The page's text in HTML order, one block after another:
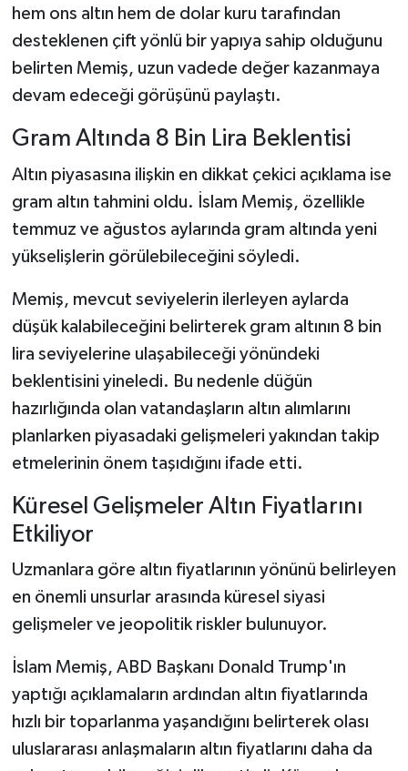
hem ons altın hem de dolar kuru tarafından
desteklenen çift yönlü bir yapıya sahip olduğunu
belirten Memiş, uzun vadede değer kazanmaya
devam edeceği görüşünü paylaştı.
Gram Altında 8 Bin Lira Beklentisi
Altın piyasasına ilişkin en dikkat çekici açıklama ise
gram altın tahmini oldu. İslam Memiş, özellikle
temmuz ve ağustos aylarında gram altında yeni
yükselişlerin görülebileceğini söyledi.
Memiş, mevcut seviyelerin ilerleyen aylarda
düşük kalabileceğini belirterek gram altının 8 bin
lira seviyelerine ulaşabileceği yönündeki
beklentisini yineledi. Bu nedenle düğün
hazırlığında olan vatandaşların altın alımlarını
planlarken piyasadaki gelişmeleri yakından takip
etmelerinin önem taşıdığını ifade etti.
Küresel Gelişmeler Altın Fiyatlarını
Etkiliyor
Uzmanlara göre altın fiyatlarının yönünü belirleyen
en önemli unsurlar arasında küresel siyasi
gelişmeler ve jeopolitik riskler bulunuyor.
İslam Memiş, ABD Başkanı Donald Trump'ın
yaptığı açıklamaların ardından altın fiyatlarında
hızlı bir toparlanma yaşandığını belirterek olası
uluslararası anlaşmaların altın fiyatlarını daha da